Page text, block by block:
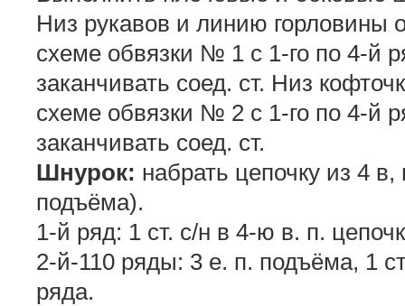
Низ рукавов и линию горловины
схеме обвязки № 1 с 1-го по 4-й
заканчивать соед. ст. Низ
схеме обвязки № 2 с 1-го по 4-й
заканчивать соед. ст.
Шнурок: набрать цепочку из 4
подъёма).
1-й ряд: 1 ст. с/н в 4-ю в. п.
2-й-110 ряды: 3 е. п. подъёма, 1
ряда.